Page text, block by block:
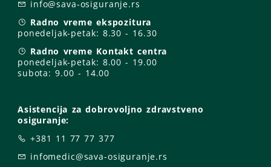
info@sava-osiguranje.rs
Radno vreme ekspozitura
ponedeljak-petak: 8.30 - 16.30
Radno vreme Kontakt centra
ponedeljak-petak: 8.00 - 19.00
subota: 9.00 - 14.00
Asistencija za dobrovoljno zdravstveno
osiguranje:
+381 11 77 77 377
infomedic@sava-osiguranje.rs